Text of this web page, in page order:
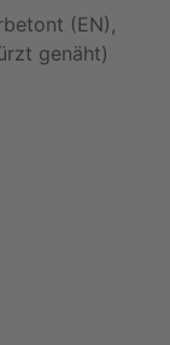
(EN),
genäht)